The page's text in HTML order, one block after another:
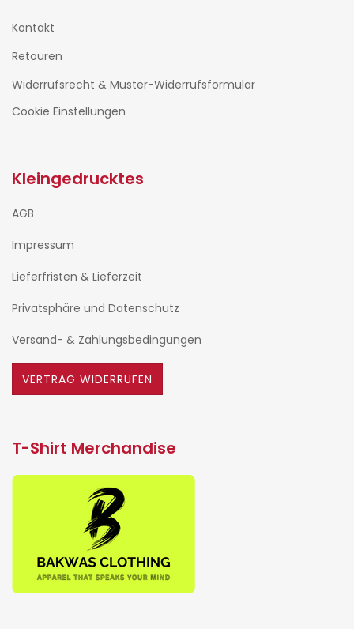
Kontakt
Retouren
Widerrufsrecht & Muster-Widerrufsformular
Cookie Einstellungen
Kleingedrucktes
AGB
Impressum
Lieferfristen & Lieferzeit
Privatsphäre und Datenschutz
Versand- & Zahlungsbedingungen
VERTRAG WIDERRUFEN
T-Shirt Merchandise